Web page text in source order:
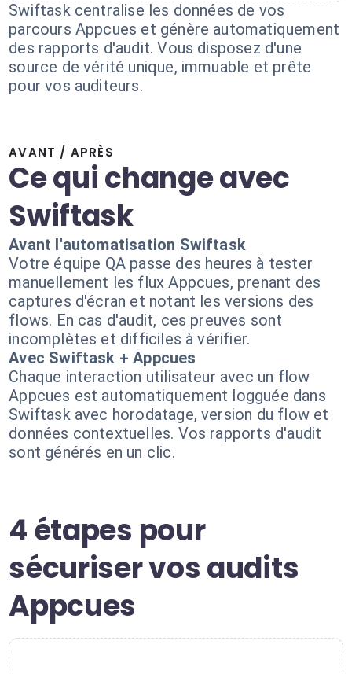
Swiftask centralise les données de vos
parcours Appcues et génère automatiquement
des rapports d'audit. Vous disposez d'une
source de vérité unique, immuable et prête
pour vos auditeurs.
AVANT / APRÈS
Ce qui change avec
Swiftask
Avant l'automatisation Swiftask
Votre équipe QA passe des heures à tester
manuellement les flux Appcues, prenant des
captures d'écran et notant les versions des
flows. En cas d'audit, ces preuves sont
incomplètes et difficiles à vérifier.
Avec Swiftask + Appcues
Chaque interaction utilisateur avec un flow
Appcues est automatiquement logguée dans
Swiftask avec horodatage, version du flow et
données contextuelles. Vos rapports d'audit
sont générés en un clic.
4 étapes pour
sécuriser vos audits
Appcues